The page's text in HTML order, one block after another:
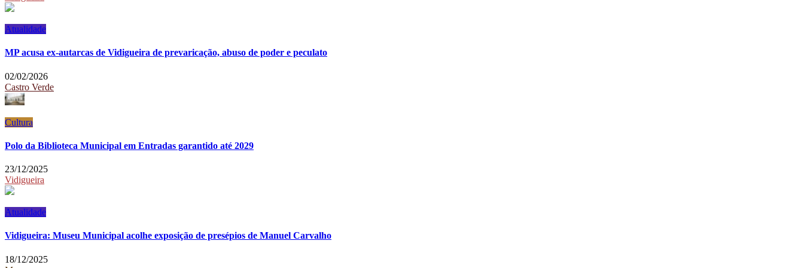
Atualidade
MP acusa ex-autarcas de Vidigueira de prevaricação, abuso de poder e peculato
02/02/2026
Castro Verde
Cultura
Polo da Biblioteca Municipal em Entradas garantido até 2029
23/12/2025
Vidigueira
Atualidade
Vidigueira: Museu Municipal acolhe exposição de presépios de Manuel Carvalho
18/12/2025